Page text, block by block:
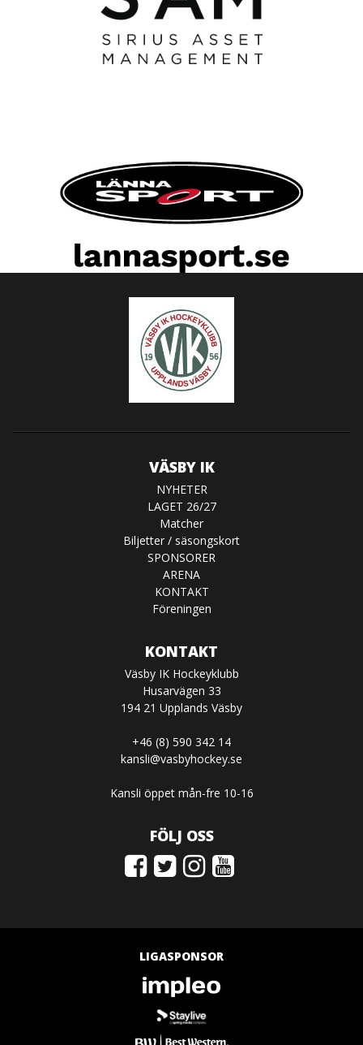
VÄSBY IK
NYHETER
LAGET 26/27
Matcher
Biljetter / säsongskort
SPONSORER
ARENA
KONTAKT
Föreningen
KONTAKT
Väsby IK Hockeyklubb
Husarvägen 33
194 21 Upplands Väsby
+46 (8) 590 342 14
kansli@vasbyhockey.se
Kansli öppet mån-fre 10-16
FÖLJ OSS
LIGASPONSOR